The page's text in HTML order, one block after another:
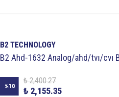
B2 TECHNOLOGY
B2 Ahd-1632 Analog/ahd/tvı/cvı
%10
₺ 2,400.27
₺ 2,155.35